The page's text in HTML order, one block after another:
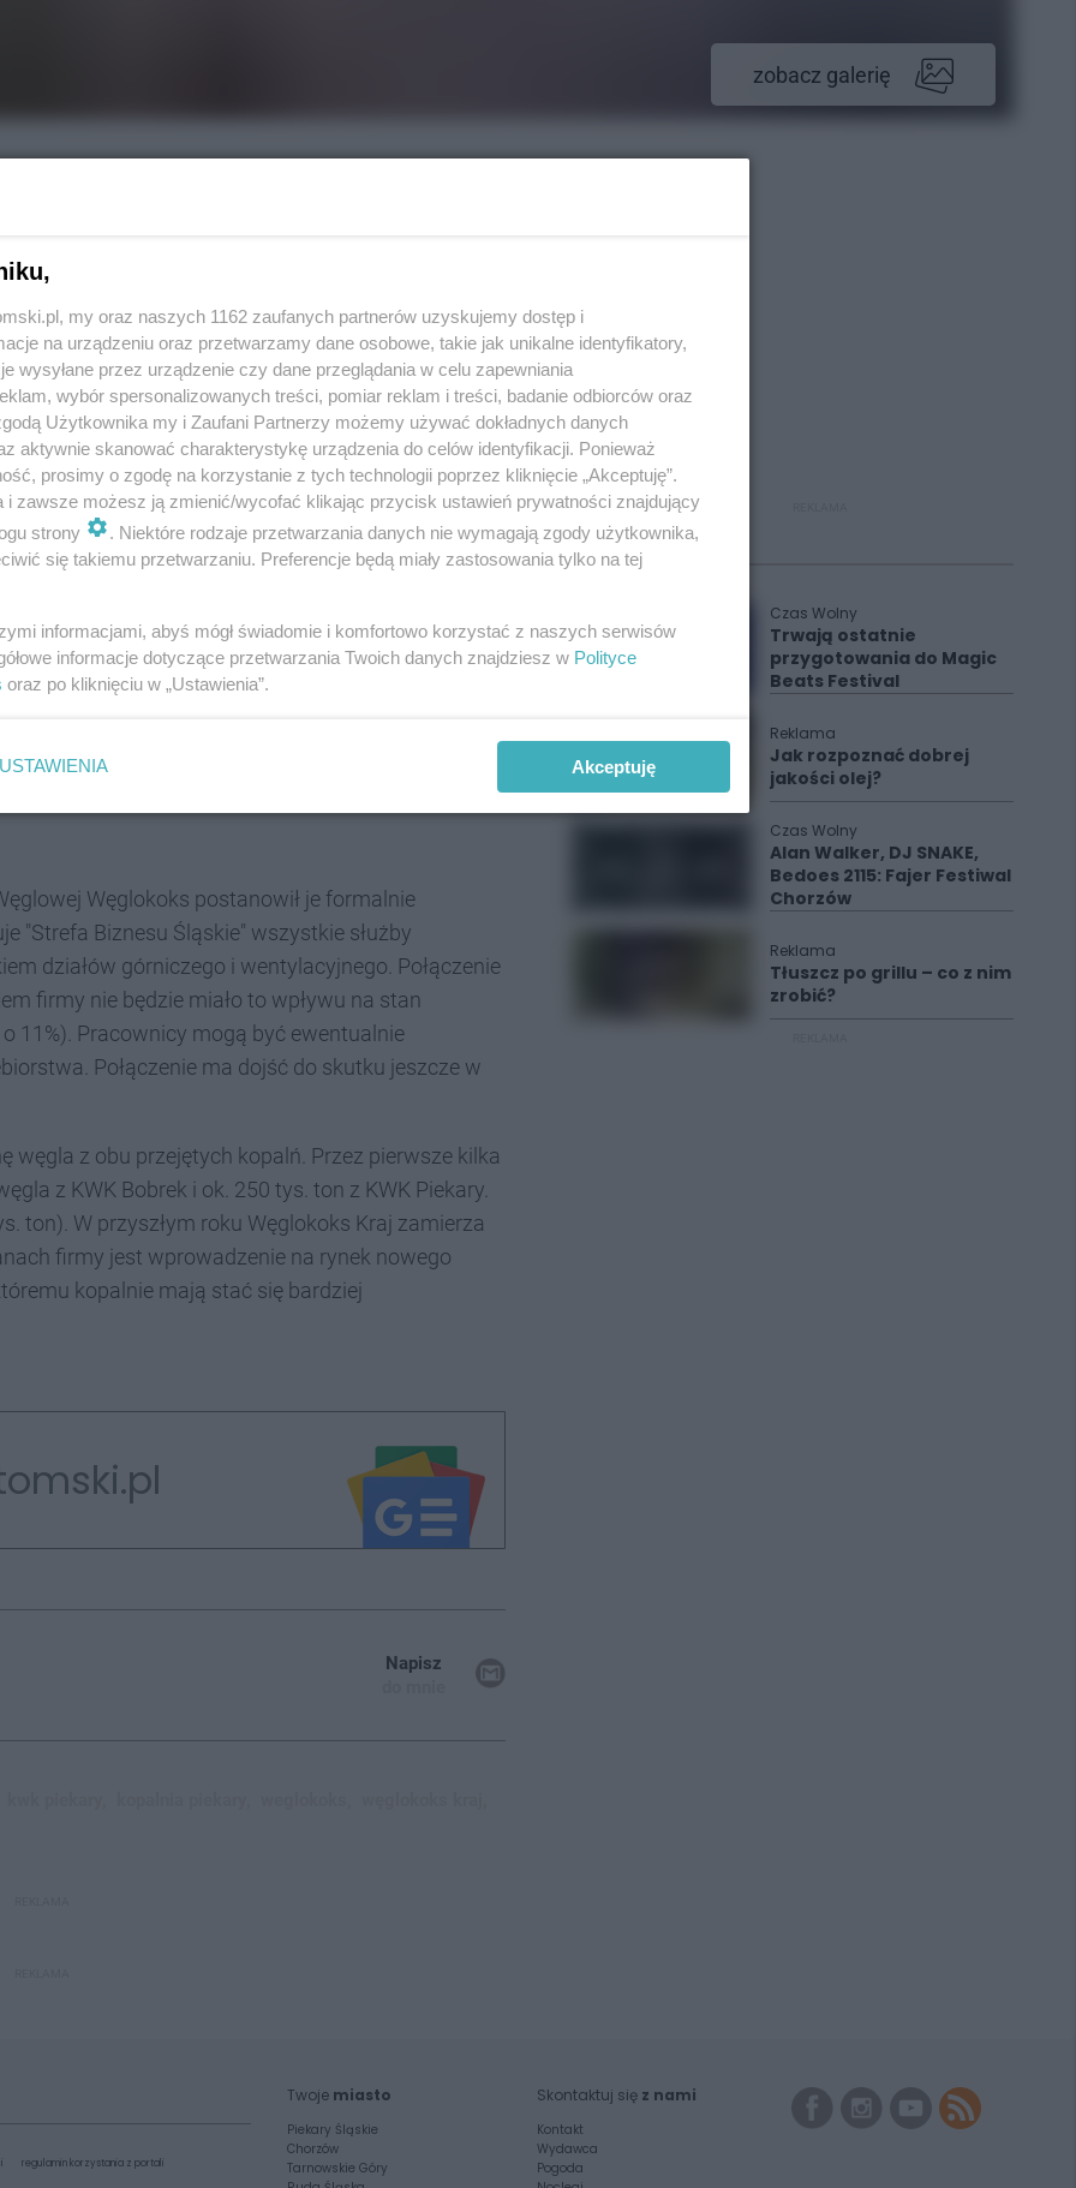
zobacz galerię
dowiedziała się o fatalnej kondycji Kompanii
Joanna Strzelec-Łobodzińska. Niedługo po jej
restrukturyzacyjnego, który przewidywał m.in.
Centrum z KWK Piekary.
roku w ramach rządowego programu ratowania
czego ruch Centrum został przekazany do
ruch Bobrek wraz z KWK Piekary trafił do
prowadzą działalność wydobywczą, a nowy
na rozwój piekarskiej kopalni przeznaczono już 24
Węglokoks postanowił je formalnie
"Strefa Biznesu Śląskie" wszystkie służby
działów górniczego i wentylacyjnego. Połączenie
firmy nie będzie miało to wpływu na stan
11%). Pracownicy mogą być ewentualnie
Połączenie ma dojść do skutku jeszcze w
węgla z obu przejętych kopalń. Przez pierwsze kilka
z KWK Bobrek i ok. 250 tys. ton z KWK Piekary.
ton). W przyszłym roku Węglokoks Kraj zamierza
firmy jest wprowadzenie na rynek nowego
kopalnie mają stać się bardziej
Napisz
Polecane
Czas Wolny
Trwają ostatnie
przygotowania do Magic
Beats Festival
Reklama
Jak rozpoznać dobrej
jakości olej?
Czas Wolny
Alan Walker, DJ SNAKE,
Bedoes 2115: Fajer Festiwal
Chorzów
Reklama
Tłuszcz po grillu – co z nim
zrobić?
regulamin korzystania z portali
Twoje miasto
Piekary Śląskie
Chorzów
Tarnowskie Góry
Skontaktuj się z nami
Kontakt
Wydawca
Pogoda
my oraz naszych 1162 zaufanych partnerów uzyskujemy dostęp i
na urządzeniu oraz przetwarzamy dane osobowe, takie jak unikalne identyfikatory,
wysyłane przez urządzenie czy dane przeglądania w celu zapewniania
wybór spersonalizowanych treści, pomiar reklam i treści, badanie odbiorców oraz
Użytkownika my i Zaufani Partnerzy możemy używać dokładnych danych
aktywnie skanować charakterystykę urządzenia do celów identyfikacji. Ponieważ
prosimy o zgodę na korzystanie z tych technologii poprzez kliknięcie „Akceptuję”.
i zawsze możesz ją zmienić/wycofać klikając przycisk ustawień prywatności znajdujący
strony
. Niektóre rodzaje przetwarzania danych nie wymagają zgody użytkownika,
się takiemu przetwarzaniu. Preferencje będą miały zastosowania tylko na tej
informacjami, abyś mógł świadomie i komfortowo korzystać z naszych serwisów
informacje dotyczące przetwarzania Twoich danych znajdziesz w Polityce
oraz po kliknięciu w „Ustawienia”.
USTAWIENIA Akceptuję